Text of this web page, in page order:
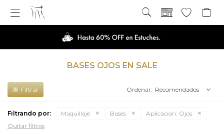

BASES OJOS EN SALE
Recomendados
Filtrando por: Maquillaje Bases Aplicación: Ojos
Quitar filtros